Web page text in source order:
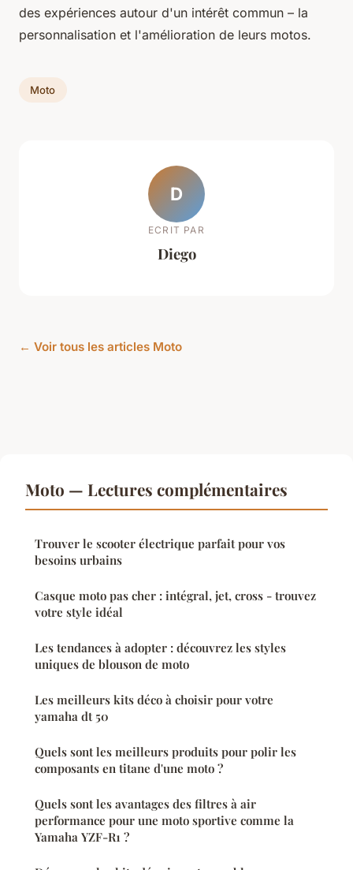
des expériences autour d'un intérêt commun – la
personnalisation et l'amélioration de leurs motos.
Moto
D
ECRIT PAR
Diego
← Voir tous les articles Moto
Moto — Lectures complémentaires
Trouver le scooter électrique parfait pour vos
besoins urbains
Casque moto pas cher : intégral, jet, cross - trouvez
votre style idéal
Les tendances à adopter : découvrez les styles
uniques de blouson de moto
Les meilleurs kits déco à choisir pour votre
yamaha dt 50
Quels sont les meilleurs produits pour polir les
composants en titane d'une moto ?
Quels sont les avantages des filtres à air
performance pour une moto sportive comme la
Yamaha YZF-R1 ?